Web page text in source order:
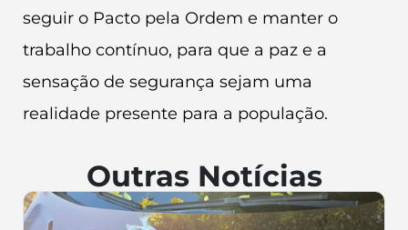
seguir o Pacto pela Ordem e manter o
trabalho contínuo, para que a paz e a
sensação de segurança sejam uma
realidade presente para a população.
Outras Notícias